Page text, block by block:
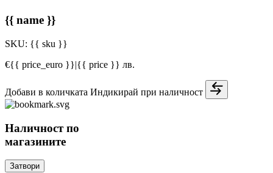
{{ name }}
SKU: {{ sku }}
€{{ price_euro }}|{{ price }} лв.
Добави в количката Индикирай при наличност
Наличност по
магазините
Затвори